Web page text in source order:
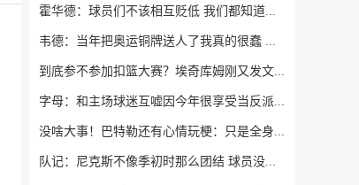
霍华德：球员们不该相互贬低 我们都知道这一路走来有多不容易
韦德：当年把奥运铜牌送人了我真的很蠢 当时我们被灌输唯金牌论
到底参不参加扣篮大赛？埃奇库姆刚又发文：我和马克西可能会参加
字母：和主场球迷互嘘因今年很享受当反派 不知道能否留队
没啥大事！巴特勒还有心情玩梗：只是全身酸痛 我很快就会回来！
队记：尼克斯不像季初时那么团结 球员没完全接受面包体系的角色